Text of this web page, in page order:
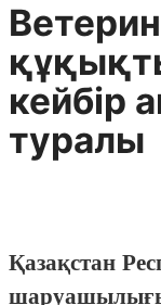
кейбiр
туралы
Қазақстан